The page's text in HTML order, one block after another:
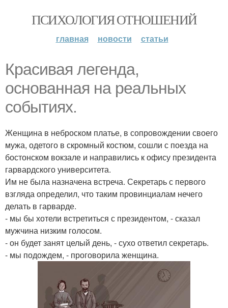
ПСИХОЛОГИЯ ОТНОШЕНИЙ
главная новости статьи
Красивая легенда,
основанная на реальных
событиях.
Женщина в неброском платье, в сопровождении своего
мужа, одетого в скромный костюм, сошли с поезда на
бостонском вокзале и направились к офису президента
гарвардского университета.
Им не была назначена встреча. Секретарь с первого
взгляда определил, что таким провинциалам нечего
делать в гарварде.
- мы бы хотели встретиться с президентом, - сказал
мужчина низким голосом.
- он будет занят целый день, - сухо ответил секретарь.
- мы подождем, - проговорила женщина.